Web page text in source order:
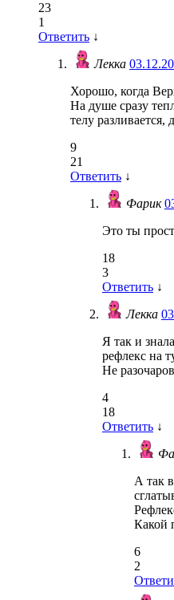
23
1
Ответить ↓
Лекка
Хорошо, когда
На душе сразу
телу разливается,
9
21
Ответить ↓
Фарик
Это ты
18
3
Ответить ↓
Лекка
Я так и
рефлекс на
Не
4
18
Ответить ↓
А так
Какой
6
2